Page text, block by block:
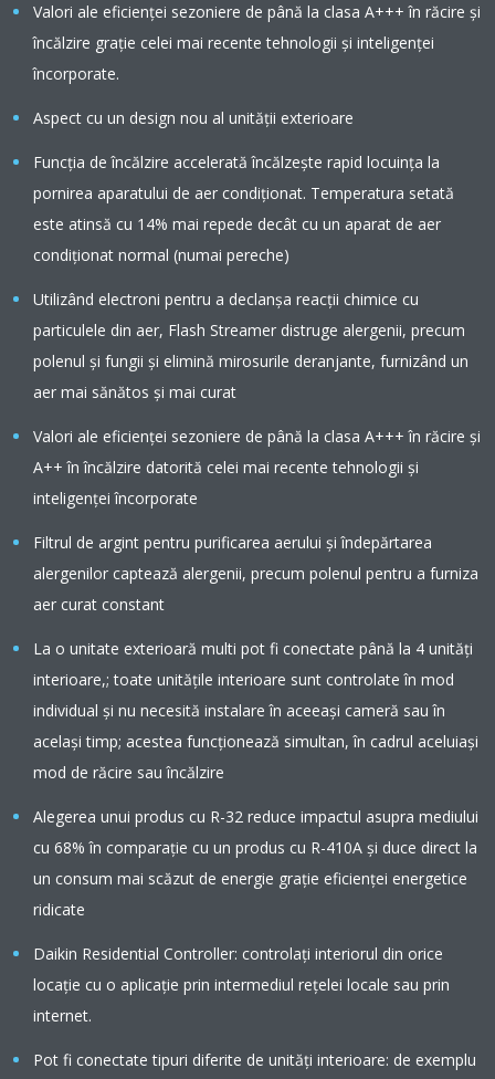
Valori ale eficienţei sezoniere de până la clasa A+++ în răcire şi
încălzire graţie celei mai recente tehnologii şi inteligenţei
încorporate.
Aspect cu un design nou al unității exterioare
Funcția de încălzire accelerată încălzește rapid locuința la
pornirea aparatului de aer condiționat. Temperatura setată
este atinsă cu 14% mai repede decât cu un aparat de aer
condiționat normal (numai pereche)
Utilizând electroni pentru a declanșa reacții chimice cu
particulele din aer, Flash Streamer distruge alergenii, precum
polenul și fungii și elimină mirosurile deranjante, furnizând un
aer mai sănătos și mai curat
Valori ale eficienţei sezoniere de până la clasa A+++ în răcire şi
A++ în încălzire datorită celei mai recente tehnologii şi
inteligenţei încorporate
Filtrul de argint pentru purificarea aerului și îndepărtarea
alergenilor captează alergenii, precum polenul pentru a furniza
aer curat constant
La o unitate exterioară multi pot fi conectate până la 4 unităţi
interioare,; toate unităţile interioare sunt controlate în mod
individual şi nu necesită instalare în aceeaşi cameră sau în
acelaşi timp; acestea funcţionează simultan, în cadrul aceluiaşi
mod de răcire sau încălzire
Alegerea unui produs cu R-32 reduce impactul asupra mediului
cu 68% în comparaţie cu un produs cu R-410A şi duce direct la
un consum mai scăzut de energie graţie eficienţei energetice
ridicate
Daikin Residential Controller: controlați interiorul din orice
locație cu o aplicație prin intermediul rețelei locale sau prin
internet.
Pot fi conectate tipuri diferite de unităţi interioare: de exemplu